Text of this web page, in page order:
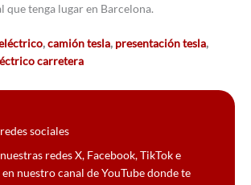
que tenga lugar en Barcelona.
,camión tesla, presentación tesla,
carretera
sociales
redes X, Facebook, TikTok e
nuestro canal de YouTube donde te